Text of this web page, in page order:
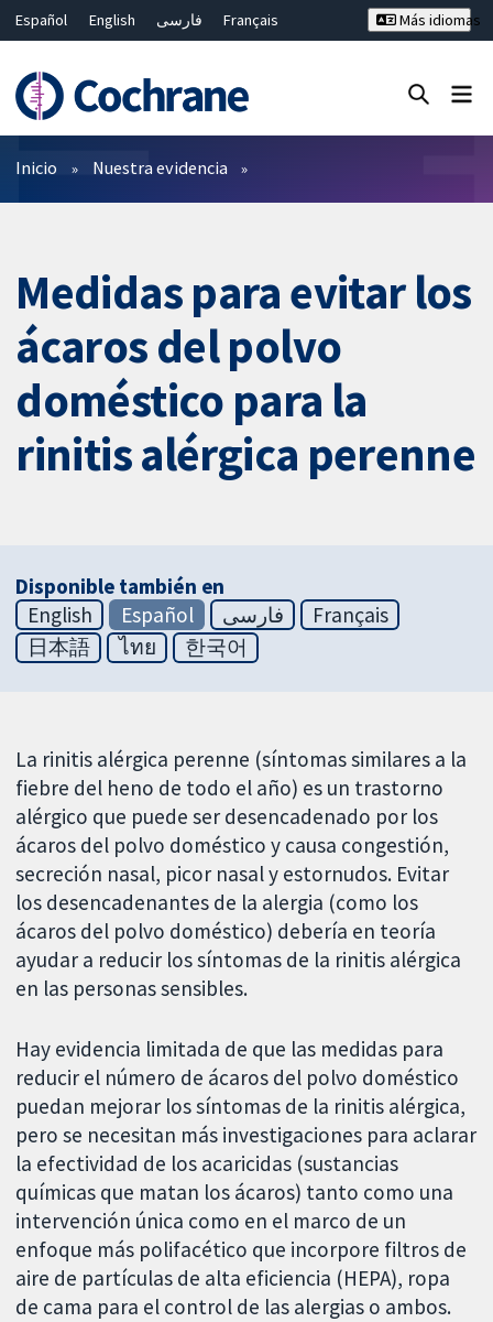
Español English فارسی
Français
Bahasa Malaysia
ไทย 繁體中文
Más idiomas
Filtros
Inicio Nuestra evidencia
Medidas para evitar los
ácaros del polvo
doméstico para la
rinitis alérgica perenne
Disponible también en
English
Español فارسی
Français
日本語
ไทย 한국어
La rinitis alérgica perenne (síntomas similares a la
fiebre del heno de todo el año) es un trastorno
alérgico que puede ser desencadenado por los
ácaros del polvo doméstico y causa congestión,
secreción nasal, picor nasal y estornudos. Evitar
los desencadenantes de la alergia (como los
ácaros del polvo doméstico) debería en teoría
ayudar a reducir los síntomas de la rinitis alérgica
en las personas sensibles.
Hay evidencia limitada de que las medidas para
reducir el número de ácaros del polvo doméstico
puedan mejorar los síntomas de la rinitis alérgica,
pero se necesitan más investigaciones para aclarar
la efectividad de los acaricidas (sustancias
químicas que matan los ácaros) tanto como una
intervención única como en el marco de un
enfoque más polifacético que incorpore filtros de
aire de partículas de alta eficiencia (HEPA), ropa
de cama para el control de las alergias o ambos.